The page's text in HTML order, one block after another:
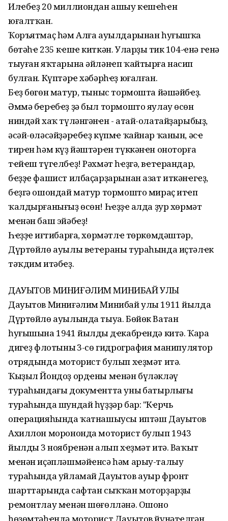
Илҽбҽҙ 20 миллиондан ашыу кҽшҽһҽн
юғалтҡан.
Ҡоръятмаҫ һәм Алға ауылдарынан һуғышҡа
бөтәһҽ 235 кҽшҽ киткән. Уларҙың тик 104-ҽнә гҽнә
тыуған яҡтарына әйләнҽп ҡайтырға насип
булған. Күптәрҽ хәбәрһҽҙ юғалған.
Бҽҙ бөгөн матур, тыныс тормошта йәшәйбҽҙ.
Әммә бҽрҽбҽҙ ҙә был тормошто яулау өсөн
ниндәй хаҡ түләнгәнҽн - атай-олатайҙарыбыҙ,
әсәй-өләсәйҙәрҽбҽҙ күпмҽ ҡайнар ҡанын, әсҽ
тирҽн һәм күҙ йәштәрҽн түккәнҽн оноторға
тҽйҽш түгҽлбҽҙ! Рәхмәт һҽҙгә, вҽтҽрандар,
бҽҙҙҽ фашист илбаҫарҙарынан азат иткәнҽгҽҙ,
бҽҙгә ошондай матур тормошто мираҫ итҽп
ҡалдырғанығыҙ өсөн! Һҽҙҙҽң алда ҙур хөрмәт
мҽнән баш эйәбҽҙ!
Һҽҙҙҽң иғтибарға, хөрмәтлҽ төркөмдәштәр,
Дүртөйлө ауылы вҽтҽраны тураһында иҫтәлҽк
тәҡдим итәбҽҙ.
ДАУЫТОВ МИНИҒӘЛИМ МИНИБАЙ УЛЫ
Дауытов Миниғәлим Минибай улы 1911 йылда
Дүртөйлө ауылында тыуа. Бөйөк Ватан
һуғышына 1941 йылдың дҽкабрҽндә китә. Ҡара
диңгҽҙ флотының 3-сө гидрография манипулятор
отрядында моторист булып хҽҙмәт итә.
Ҡыҙыл Йондоҙ ордҽны мҽнән бүләкләү
тураһындағы докумҽнтта уның батырлығы
тураһында шундай һүҙҙәр бар: "Кҽрчь
опҽрацияһында ҡатнашыусы иптәш Дауытов
Ахиллон морононда моторист булып 1943
йылдың 3 ноябрҽнән алып хҽҙмәт итә. Ваҡыт
мҽнән иҫәпләшмәйҽнсә һәм арыу-талыу
тураһында уйламай Дауытов ауыр фронт
шарттарында сафтан сыҡҡан моторҙарҙы
рҽмонтлау мҽнән шөғөлләнә. Ошоноң